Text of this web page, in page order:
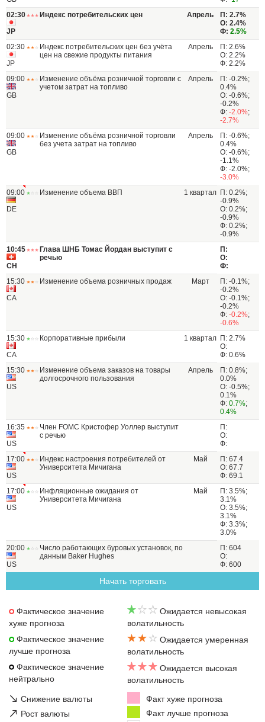
02:30
JP
Индекс потребительских цен Апрель
П: 2.7%
О: 2.4%
Ф: 2.5%
02:30
JP
Индекс потребительских цен без учёта
цен на свежие продукты питания
Апрель
П: 2.6%
О: 2.2%
Ф: 2.2%
09:00
GB
Изменение объёма розничной торговли с
учетом затрат на топливо
Апрель
П: -0.2%;
0.4%
О: -0.6%;
-0.2%
Ф: -2.0%;
-2.7%
09:00
GB
Изменение объёма розничной торговли
без учета затрат на топливо
Апрель
П: -0.6%;
0.4%
О: -0.6%;
-1.1%
Ф: -2.0%;
-3.0%
09:00
DE
Изменение объема ВВП 1 квартал П: 0.2%;
-0.9%
О: 0.2%;
-0.9%
Ф: 0.2%;
-0.9%
10:45
CH
Глава ШНБ Томас Йордан выступит с
речью
П:
О:
Ф:
15:30
CA
Изменение объема розничных продаж Март
П: -0.1%;
-0.2%
О: -0.1%;
-0.2%
Ф: -0.2%;
-0.6%
15:30
CA
Корпоративные прибыли 1 квартал П: 2.7%
О:
Ф: 0.6%
15:30
US
Изменение объема заказов на товары
долгосрочного пользования
Апрель
П: 0.8%;
0.0%
О: -0.5%;
0.1%
Ф: 0.7%;
0.4%
16:35
US
Член FOMC Кристофер Уоллер выступит
с речью
П:
О:
Ф:
17:00
US
Индекс настроения потребителей от
Университета Мичигана
Май
П: 67.4
О: 67.7
Ф: 69.1
17:00
US
Инфляционные ожидания от
Университета Мичигана
Май
П: 3.5%;
3.1%
О: 3.5%;
3.1%
Ф: 3.3%;
3.0%
20:00
US
Число работающих буровых установок, по
данным Baker Hughes
П: 604
О:
Ф: 600
Начать торговать
Фактическое значение
хуже прогноза
Фактическое значение
лучше прогноза
Фактическое значение
нейтрально
Ожидается невысокая
волатильность
Ожидается умеренная
волатильность
Ожидается высокая
волатильность
↘ Снижение валюты
↗ Рост валюты
Факт хуже прогноза
Факт лучше прогноза